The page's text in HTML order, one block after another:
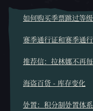
如何购买季票跳过等级
赛季通行证和赛季通
推荐信：拉林娜不再
海盗百货 - 库存变化
处置：积分制处置体